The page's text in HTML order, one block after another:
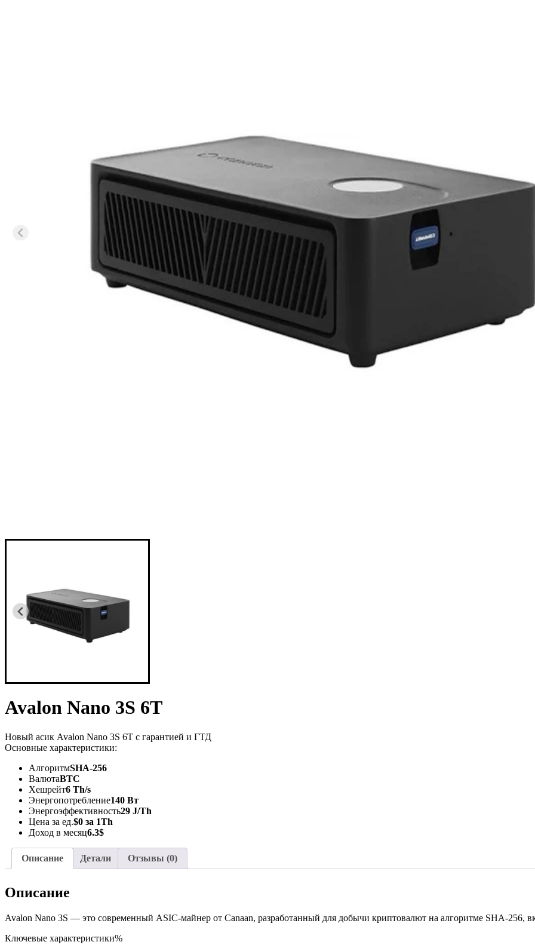
Avalon Nano 3S 6T
Новый асик Avalon Nano 3S 6T с гарантией и ГТД
Основные характеристики:
АлгоритмSHA-256
ВалютаBTC
Хешрейт6 Th/s
Энергопотребление140 Вт
Энергоэффективность29 J/Th
Цена за ед.$0 за 1Th
Доход в месяц6.3$
Описание Детали Отзывы (0)
Описание
Avalon Nano 3S — это современный ASIC-майнер от Canaan, разработанный для добычи криптовалют на алгоритме SHA-256,
Ключевые характеристики%